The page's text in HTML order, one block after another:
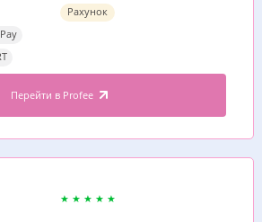
Рахунок
Перейти в Profee